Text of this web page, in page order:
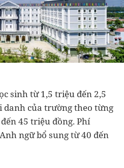
sinh từ 1,5 triệu đến 2,5
danh của trường theo từng
45 triệu đồng. Phí
ngữ bổ sung từ 40 đến